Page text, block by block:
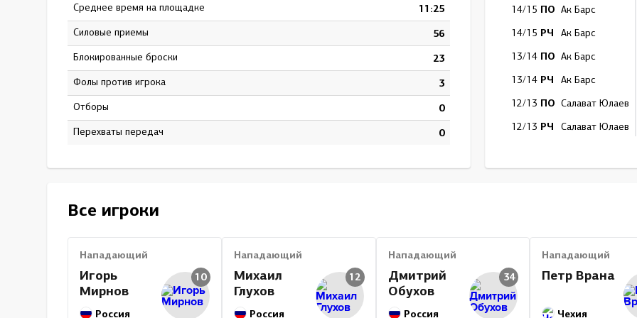
Среднее время на площадке 11:25
Силовые приемы 56
Блокированные броски 23
Фолы против игрока 3
Отборы 0
Перехваты передач 0
14/15 ПО Ак Барс
14/15 РЧ Ак Барс
13/14 ПО Ак Барс
13/14 РЧ Ак Барс
12/13 ПО Салават Юлаев
12/13 РЧ Салават Юлаев
РЧ
09/10
08/09
08/09 РЧ Авангард
Все игроки
Нападающий
Игорь
Мирнов
Россия
10
Нападающий
Михаил
Глухов
Россия
12
Нападающий
Дмитрий
Обухов
Россия
34
Нападающий
Петр Врана
Чехия